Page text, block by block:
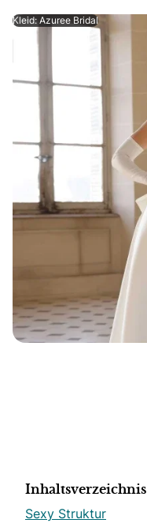
Kleid: Azuree Bridal
Inhaltsverzeichnis
Sexy Struktur